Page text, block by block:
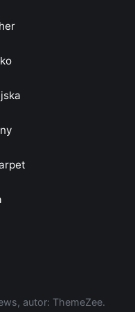
autor: ThemeZee.